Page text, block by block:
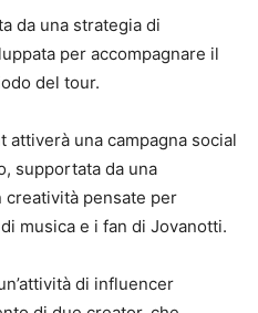
da una strategia di
per accompagnare il
del tour.
attiverà una campagna social
supportata da una
creatività pensate per
musica e i fan di Jovanotti.
di influencer